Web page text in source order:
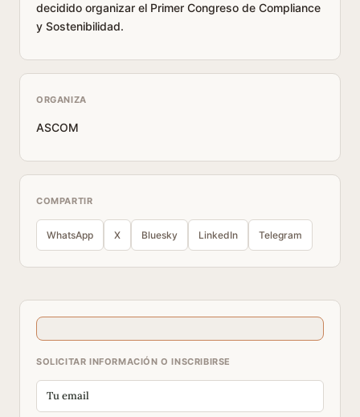
decidido organizar el Primer Congreso de Compliance
y Sostenibilidad.
ORGANIZA
ASCOM
COMPARTIR
WhatsApp X Bluesky LinkedIn Telegram
SOLICITAR INFORMACIÓN O INSCRIBIRSE